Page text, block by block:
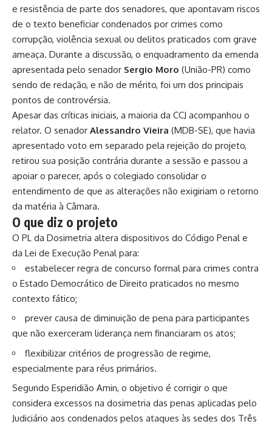
e resistência de parte dos senadores, que apontavam riscos
de o texto beneficiar condenados por crimes como
corrupção, violência sexual ou delitos praticados com grave
ameaça. Durante a discussão, o enquadramento da emenda
apresentada pelo senador Sergio Moro (União-PR) como
sendo de redação, e não de mérito, foi um dos principais
pontos de controvérsia.
Apesar das críticas iniciais, a maioria da CCJ acompanhou o
relator. O senador Alessandro Vieira (MDB-SE), que havia
apresentado voto em separado pela rejeição do projeto,
retirou sua posição contrária durante a sessão e passou a
apoiar o parecer, após o colegiado consolidar o
entendimento de que as alterações não exigiriam o retorno
da matéria à Câmara.
O que diz o projeto
O PL da Dosimetria altera dispositivos do Código Penal e
da Lei de Execução Penal para:
estabelecer regra de concurso formal para crimes contra
o Estado Democrático de Direito praticados no mesmo
contexto fático;
prever causa de diminuição de pena para participantes
que não exerceram liderança nem financiaram os atos;
flexibilizar critérios de progressão de regime,
especialmente para réus primários.
Segundo Esperidião Amin, o objetivo é corrigir o que
considera excessos na dosimetria das penas aplicadas pelo
Judiciário aos condenados pelos ataques às sedes dos Três